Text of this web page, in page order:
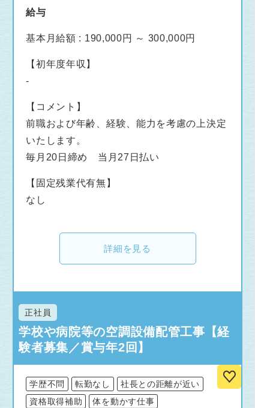
給与
基本月給額 : 190,000円 ～ 300,000円
【初年度年収】
-
【コメント】
前職および年齢、経験、能力を考慮の上決定
いたします。
毎月20日締め 当月27日払い
【固定残業代有無】
なし
詳細を見る
正社員
学校や病院等の空調設備配管工事【経
験者募集／賞与年2回】
学歴不問 転勤なし
社長との距離が近い
資格取得補助
体を動かす仕事